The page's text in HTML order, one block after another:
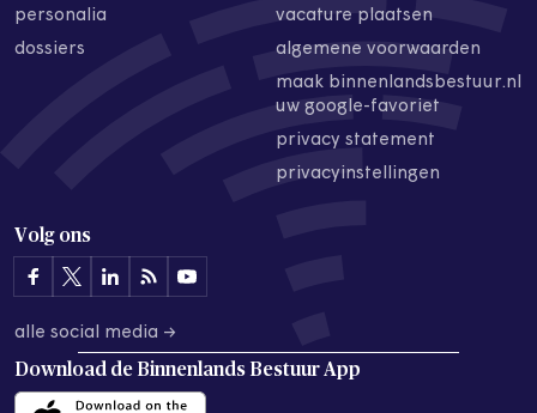
personalia
dossiers
vacature plaatsen
algemene voorwaarden
maak binnenlandsbestuur.nl
uw google-favoriet
privacy statement
privacyinstellingen
Volg ons
alle social media →
Download de Binnenlands Bestuur App